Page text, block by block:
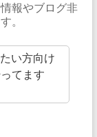
報やブログ非
。
い方向け
てます